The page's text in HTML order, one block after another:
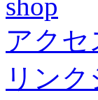
アク
リン